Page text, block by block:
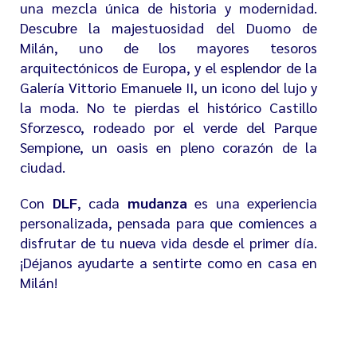
una mezcla única de historia y modernidad.
Descubre la majestuosidad del Duomo de
Milán, uno de los mayores tesoros
arquitectónicos de Europa, y el esplendor de la
Galería Vittorio Emanuele II, un icono del lujo y
la moda. No te pierdas el histórico Castillo
Sforzesco, rodeado por el verde del Parque
Sempione, un oasis en pleno corazón de la
ciudad.
Con DLF, cada mudanza es una experiencia
personalizada, pensada para que comiences a
disfrutar de tu nueva vida desde el primer día.
¡Déjanos ayudarte a sentirte como en casa en
Milán!